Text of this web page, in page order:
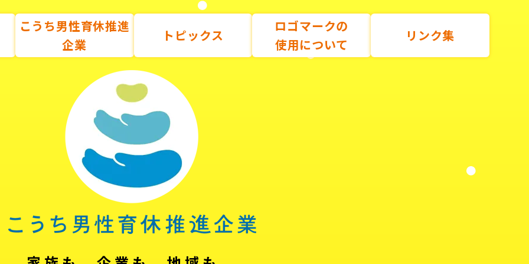
こうち男性育休推進
企業
トピックス
ロゴマークの
使用について
リンク集